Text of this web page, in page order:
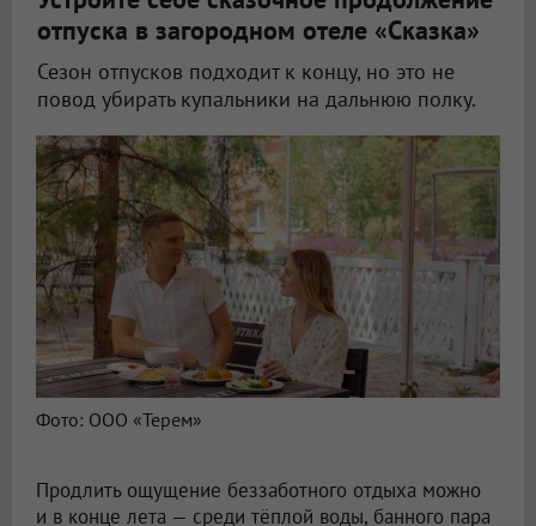
отпуска в загородном отеле «Сказка»
Сезон отпусков подходит к концу, но это не
повод убирать купальники на дальнюю полку.
Фото: ООО «Терем»
Продлить ощущение беззаботного отдыха можно
и в конце лета — среди тёплой воды, банного пара